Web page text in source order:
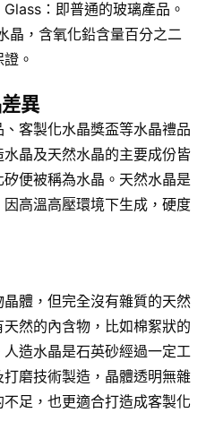
：即普通的玻璃產品。
晶，含氧化鉛含量百分之二
。
異
客製化水晶獎盃等水晶禮品
晶及天然水晶的主要成份皆
便被稱為水晶。天然水晶是
高溫高壓環境下生成，硬度
體，但完全沒有雜質的天然
然的內含物，比如棉絮狀的
造水晶是石英砂經過一定工
磨技術製造，晶體透明無雜
足，也更適合打造成客製化